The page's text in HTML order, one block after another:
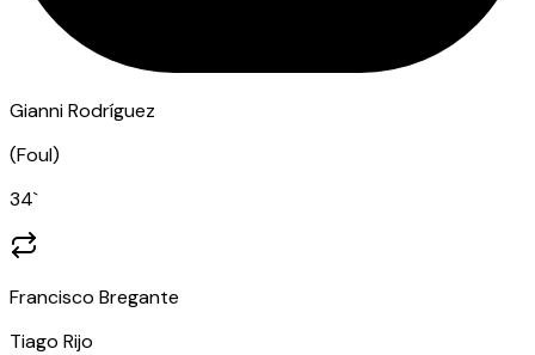
Gianni Rodríguez
(Foul)
34`
Francisco Bregante
Tiago Rijo